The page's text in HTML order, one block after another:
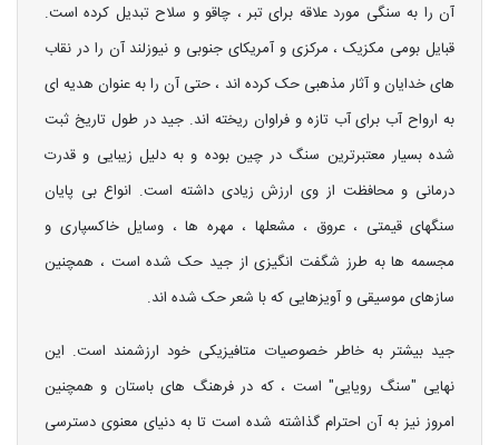
آن را به سنگی مورد علاقه برای تبر ، چاقو و سلاح تبدیل کرده است.
قبایل بومی مکزیک ، مرکزی و آمریکای جنوبی و نیوزلند آن را در نقاب
های خدایان و آثار مذهبی حک کرده اند ، حتی آن را به عنوان هدیه ای
به ارواح آب برای آب تازه و فراوان ریخته اند. جید در طول تاریخ ثبت
شده بسیار معتبرترین سنگ در چین بوده و به دلیل زیبایی و قدرت
درمانی و محافظت از وی ارزش زیادی داشته است. انواع بی پایان
سنگهای قیمتی ، عروق ، مشعلها ، مهره ها ، وسایل خاکسپاری و
مجسمه ها به طرز شگفت انگیزی از جید حک شده است ، همچنین
سازهای موسیقی و آویزهایی که با شعر حک شده اند.
جید بیشتر به خاطر خصوصیات متافیزیکی خود ارزشمند است. این
نهایی "سنگ رویایی" است ، که در فرهنگ های باستان و همچنین
امروز نیز به آن احترام گذاشته شده است تا به دنیای معنوی دسترسی